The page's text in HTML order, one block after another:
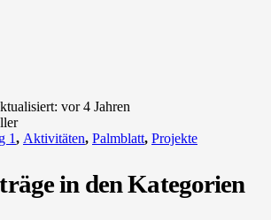
vor 4 Jahren
1, Aktivitäten, Palmblatt, Projekte
in den Kategorien